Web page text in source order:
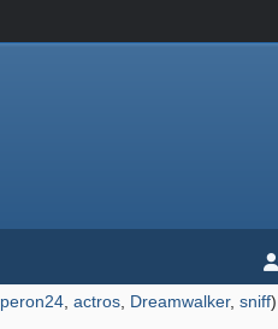
peron24 actros Dreamwalker, sniff)